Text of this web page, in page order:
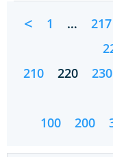
< 1 … 217
210 220 230
100
200